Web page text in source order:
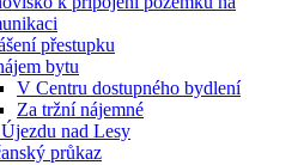
přestupku
bytu
V Centru dostupného bydlení
Za tržní nájemné
nad Lesy
průkaz